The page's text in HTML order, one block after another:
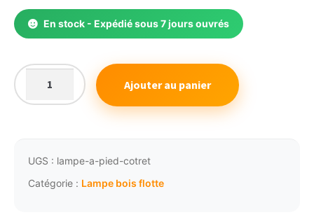
prix
initial
était :
444,18€.
prix
actuel
est :
417,53€.
En stock - Expédié sous 7 jours ouvrés
quantité
de
pied
bois
Ajouter au panier
UGS : lampe-a-pied-cotret
Catégorie : Lampe bois flotte